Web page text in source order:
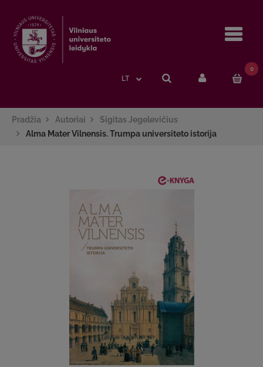
LT
0
Pradžia Autoriai
Sigitas Jegelevičius
Alma Mater Vilnensis. Trumpa universiteto istorija